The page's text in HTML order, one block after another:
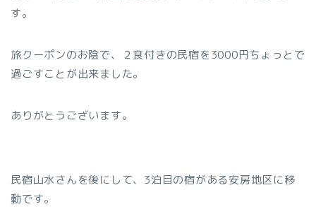
す。
旅クーポンのお陰で、２食付きの民宿を3000円ちょっとで
過ごすことが出来ました。
ありがとうございます。
民宿山水さんを後にして、3泊目の宿がある安房地区に移
動です。